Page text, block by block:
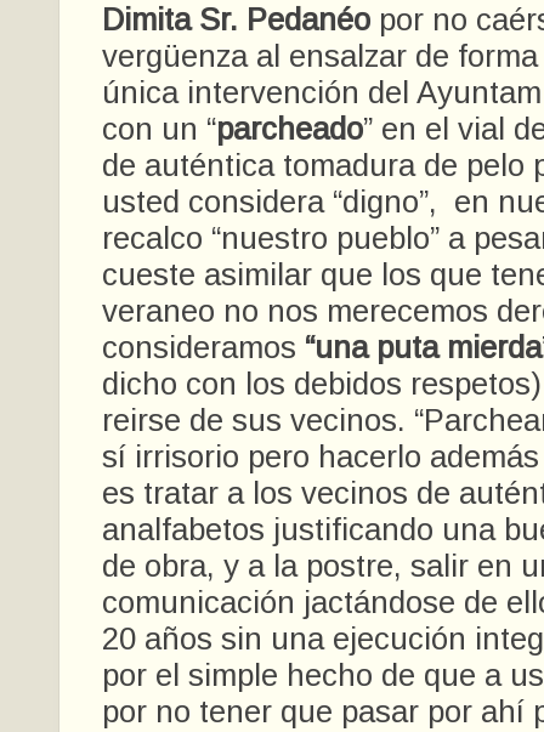
Dimita Sr. Pedanéo por no
vergüenza al ensalzar de
única intervención del
con un “parcheado” en el vial
de auténtica tomadura de pelo
usted considera “digno”, en
recalco “nuestro pueblo” a
cueste asimilar que los que
veraneo no nos merecemos
consideramos “una puta mierda
dicho con los debidos
reirse de sus vecinos.
sí irrisorio pero hacerlo
es tratar a los vecinos de
analfabetos justificando una
de obra, y a la postre, salir en
comunicación jactándose de
20 años sin una ejecución
por el simple hecho de que a
por no tener que pasar por ahí